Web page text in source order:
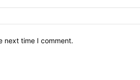
next time I comment.